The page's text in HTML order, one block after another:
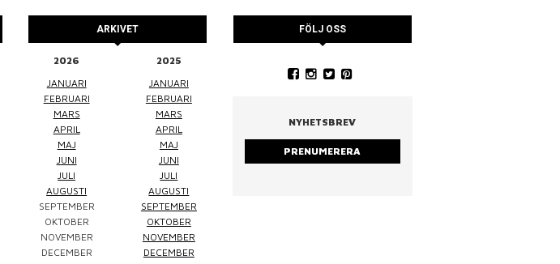
Elke Jung Pralinsystrarna
NINA CEDERHOLM
ARKIVET
2026
JANUARI
FEBRUARI
MARS
APRIL
MAJ
JUNI
JULI
AUGUSTI
SEPTEMBER
OKTOBER
NOVEMBER
DECEMBER
2025
JANUARI
FEBRUARI
MARS
APRIL
MAJ
JUNI
JULI
AUGUSTI
SEPTEMBER
OKTOBER
NOVEMBER
DECEMBER
FÖLJ OSS
NYHETSBREV
PRENUMERERA